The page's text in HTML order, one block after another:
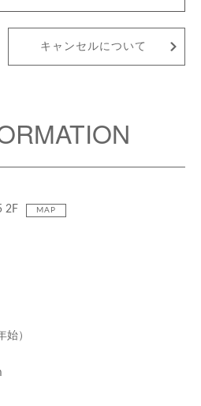
キャンセルについて
2F
MAP
始）